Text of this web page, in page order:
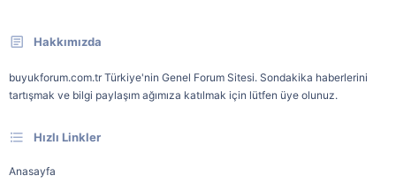
Hakkımızda
buyukforum.com.tr Türkiye'nin Genel Forum Sitesi. Sondakika haberlerini
tartışmak ve bilgi paylaşım ağımıza katılmak için lütfen üye olunuz.
Hızlı Linkler
Anasayfa